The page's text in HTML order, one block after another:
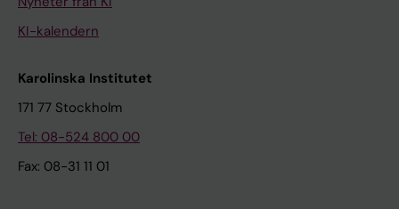
KI-kalendern
Karolinska Institutet
171 77 Stockholm
Tel: 08-524 800 00
Fax: 08-31 11 01